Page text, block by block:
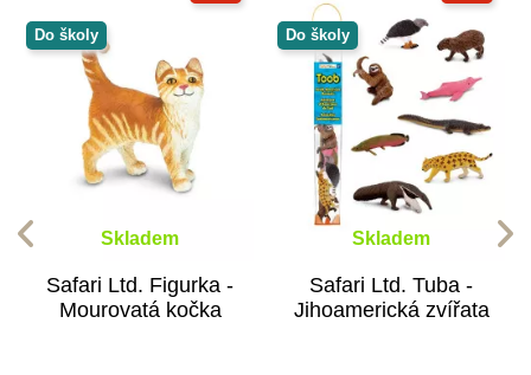
Do školy
Skladem
Safari Ltd. Figurka -
Mourovatá kočka
Do školy
Skladem
Safari Ltd. Tuba -
Jihoamerická zvířata